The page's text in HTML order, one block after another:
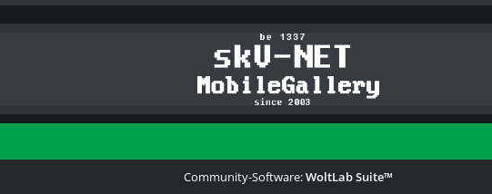
Community-Software:WoltLab Suite™